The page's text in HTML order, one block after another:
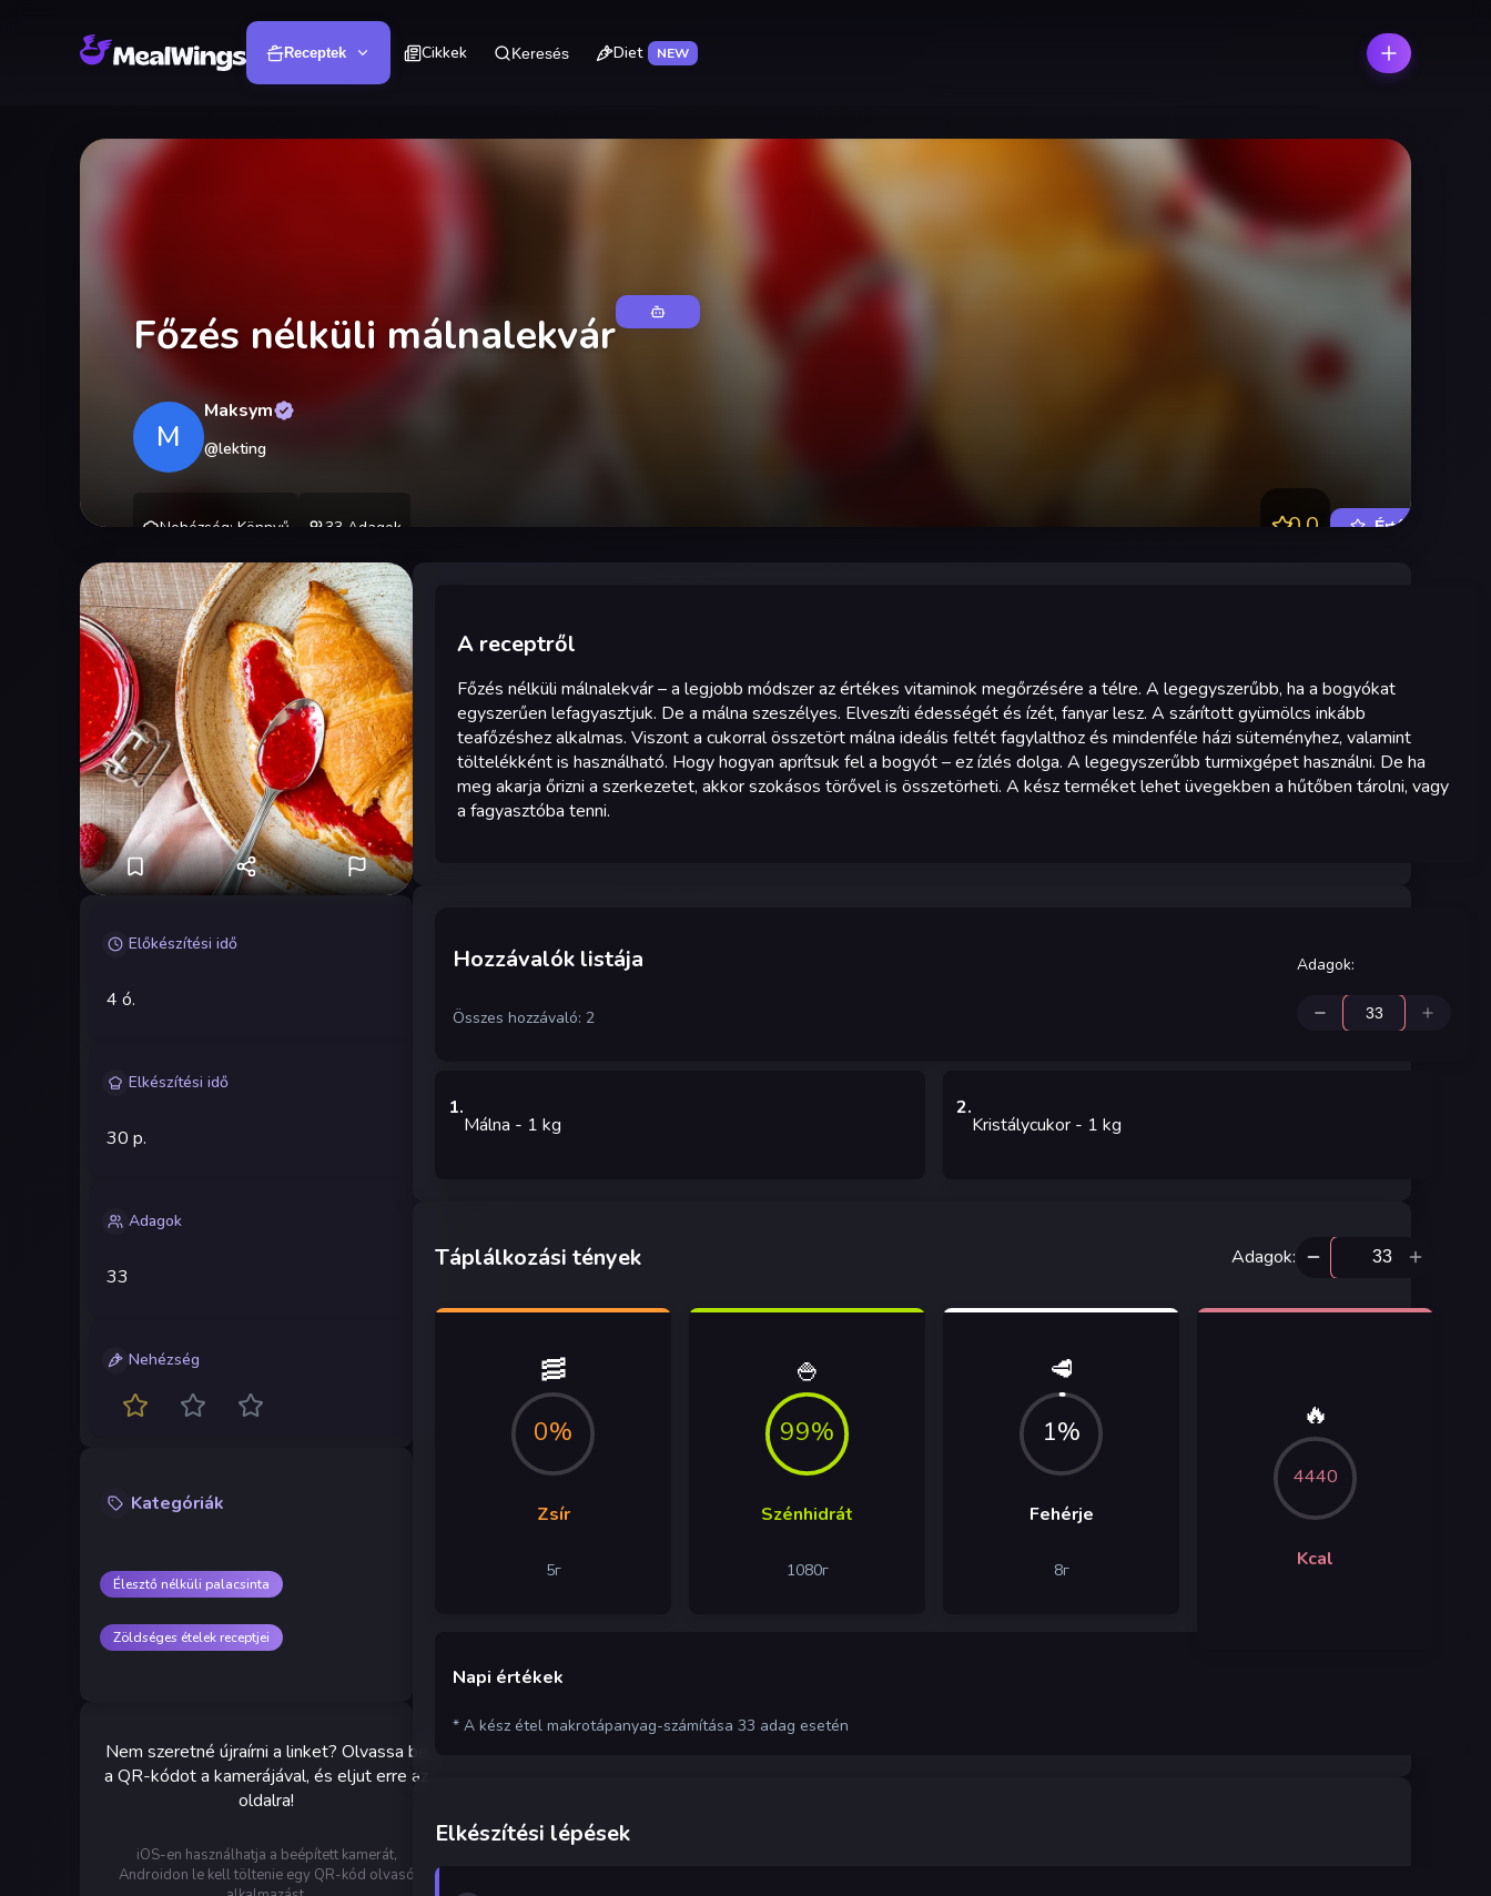
Receptek Cikkek Keresés Diet NEW
Főzés nélküli málnalekvár
M
Maksym
@lekting
Nehézség: Könnyű 33 Adagok 0.0 Értékelés
Előkészítési idő
4 ó.
Elkészítési idő
30 p.
Adagok
33
Nehézség
Kategóriák
Élesztő nélküli palacsinta
Zöldséges ételek receptjei
Nem szeretné újraírni a linket? Olvassa be
a QR-kódot a kamerájával, és eljut erre az
oldalra!
iOS-en használhatja a beépített kamerát,
Androidon le kell töltenie egy QR-kód olvasó
A receptről
Főzés nélküli málnalekvár – a legjobb módszer az értékes vitaminok megőrzésére a télre. A legegyszerűbb, ha a bogyókat
egyszerűen lefagyasztjuk. De a málna szeszélyes. Elveszíti édességét és ízét, fanyar lesz. A szárított gyümölcs inkább
teafőzéshez alkalmas. Viszont a cukorral összetört málna ideális feltét fagylalthoz és mindenféle házi süteményhez, valamint
töltelékként is használható. Hogy hogyan aprítsuk fel a bogyót – ez ízlés dolga. A legegyszerűbb turmixgépet használni. De ha
meg akarja őrizni a szerkezetet, akkor szokásos törővel is összetörheti. A kész terméket lehet üvegekben a hűtőben tárolni, vagy
a fagyasztóba tenni.
Hozzávalók listája
Összes hozzávaló: 2
Adagok:
1.
Málna - 1 kg
2.
Kristálycukor - 1 kg
Táplálkozási tények Adagok:
🥓
0%
Zsír
5г
🍚
99%
Szénhidrát
1080г
🥩
1%
Fehérje
8г
🔥
4440
Kcal
Napi értékek
* A kész étel makrotápanyag-számítása 33 adag esetén
Elkészítési lépések